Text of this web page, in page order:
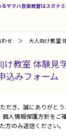
ヤマハ音楽教室はスガナ
わせ 大人向け教室
け教室 体験見
込みフォーム
だき、誠にありがとう
人情報保護方針をご
方のみ送信ください。